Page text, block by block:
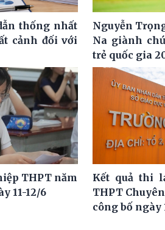
thống nhất
cảnh đối với
Nguyễn
Na giành
trẻ quốc gia
THPT năm
11-12/6
Kết quả thi
THPT
công bố ngày